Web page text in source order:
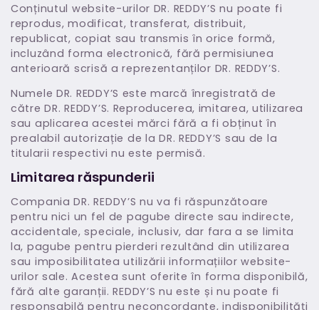
Conținutul website-urilor DR. REDDY’S nu poate fi
reprodus, modificat, transferat, distribuit,
republicat, copiat sau transmis în orice formă,
incluzând forma electronică, fără permisiunea
anterioară scrisă a reprezentanților DR. REDDY’S.
Numele DR. REDDY’S este marcă înregistrată de
către DR. REDDY’S. Reproducerea, imitarea, utilizarea
sau aplicarea acestei mărci fără a fi obținut în
prealabil autorizație de la DR. REDDY’S sau de la
titularii respectivi nu este permisă.
Limitarea răspunderii
Compania DR. REDDY’S nu va fi răspunzătoare
pentru nici un fel de pagube directe sau indirecte,
accidentale, speciale, inclusiv, dar fara a se limita
la, pagube pentru pierderi rezultând din utilizarea
sau imposibilitatea utilizării informațiilor website-
urilor sale. Acestea sunt oferite în forma disponibilă,
fără alte garanții. REDDY’S nu este și nu poate fi
responsabilă pentru neconcordante, indisponibilități